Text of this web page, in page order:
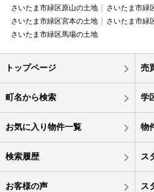
さいたま市緑区原山の土地
さいたま市緑
さいたま市緑区宮本の土地
さいたま市緑
さいたま市緑区馬場の土地
トップページ 売
町名から検索 学
お気に入り物件一覧 物
検索履歴 ス
お客様の声 ス